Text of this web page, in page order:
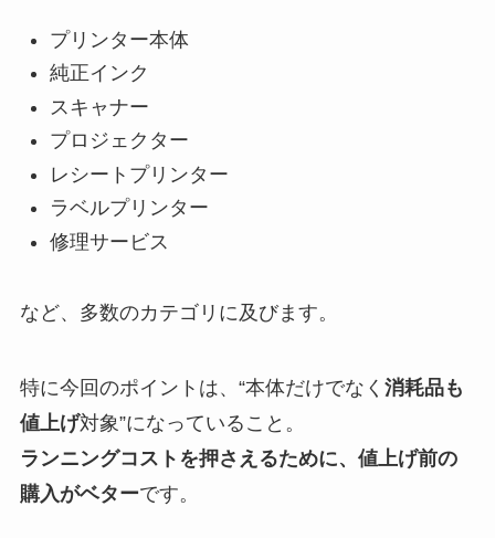
プリンター本体
純正インク
スキャナー
プロジェクター
レシートプリンター
ラベルプリンター
修理サービス
など、多数のカテゴリに及びます。
特に今回のポイントは、“本体だけでなく 消耗品も
値上げ対象”になっていること。
ランニングコストを押さえるために、値上げ前の
購入がベターです。